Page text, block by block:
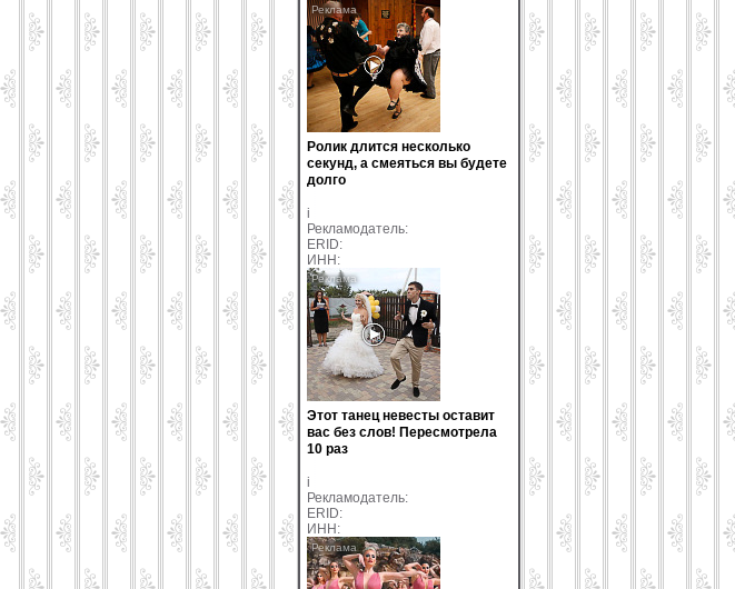
Ролик длится несколько
секунд, а смеяться вы будете
долго
i
Рекламодатель:
ERID:
ИНН:
Этот танец невесты оставит
вас без слов! Пересмотрела
10 раз
i
Рекламодатель:
ERID:
ИНН: